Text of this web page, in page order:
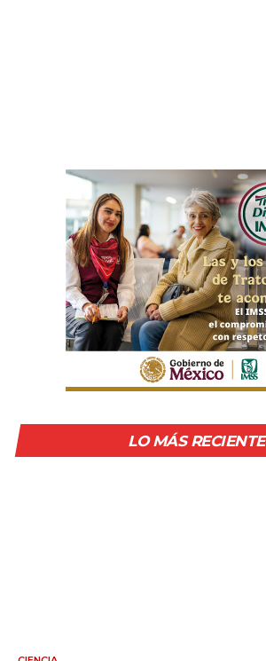
LO MÁS RECIENTE